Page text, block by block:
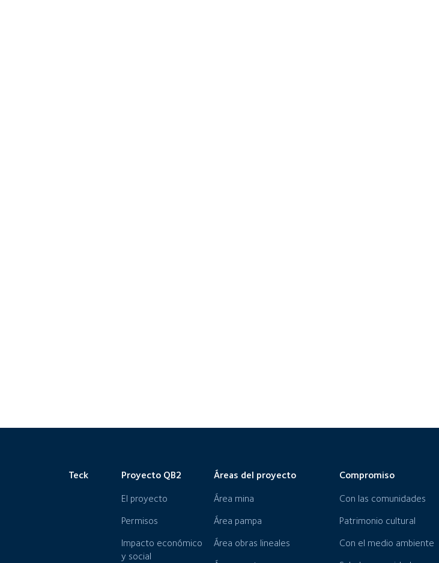
Teck Proyecto QB2
El proyecto
Permisos
Impacto económico
y social
Áreas del proyecto
Área mina
Área pampa
Área obras lineales
Compromiso
Con las comunidades
Patrimonio cultural
Con el medio ambiente